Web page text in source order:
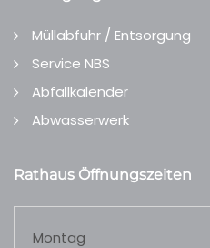
Müllabfuhr / Entsorgung
Service NBS
Abfallkalender
Abwasserwerk
Rathaus Öffnungszeiten
Montag